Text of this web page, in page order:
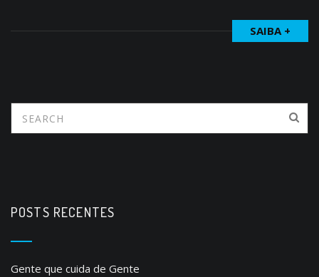
SAIBA +
POSTS RECENTES
Gente que cuida de Gente